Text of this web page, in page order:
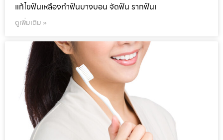
แก้ไขฟันเหลืองทำฟันบางบอน จัดฟัน รากฟันเ
ดูเพิ่มเติม »